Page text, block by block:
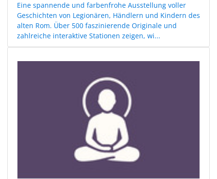
Eine spannende und farbenfrohe Ausstellung voller
Geschichten von Legionären, Händlern und Kindern des
alten Rom. Über 500 faszinierende Originale und
zahlreiche interaktive Stationen zeigen, wi...